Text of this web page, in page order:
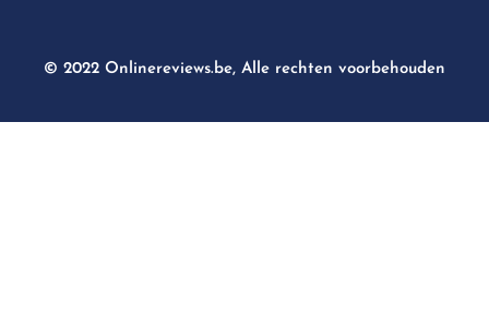
© 2022 Onlinereviews.be, Alle rechten voorbehouden